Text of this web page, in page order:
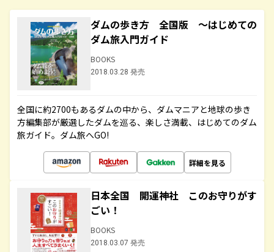
ダムの歩き方 全国版 ～はじめての
ダム旅入門ガイド
BOOKS
2018.03.28 発売
全国に約2700もあるダムの中から、ダムマニアと地球の歩き
方編集部が厳選したダムを巡る、楽しさ満載、はじめてのダム
旅ガイド。ダム旅へGO!
詳細を見る
日本全国 開運神社 このお守りがす
ごい！
BOOKS
2018.03.07 発売